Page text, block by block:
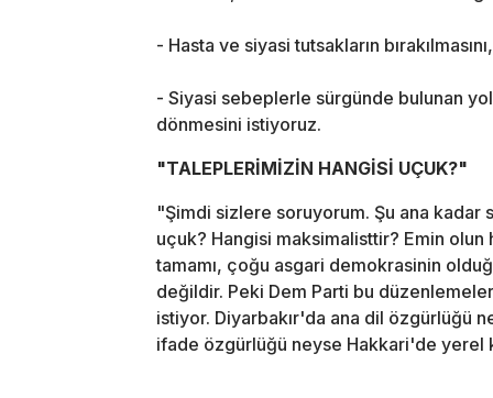
- Hasta ve siyasi tutsakların
- Siyasi sebeplerle sürgünde bulunan
dönmesini istiyoruz.
"TALEPLERİMİZİN HANGİSİ UÇUK?"
"Şimdi sizlere soruyorum. Şu ana kadar
uçuk? Hangisi maksimalisttir? Emin
tamamı, çoğu asgari demokrasinin
değildir. Peki Dem Parti bu
istiyor. Diyarbakır'da ana dil özgürlüğü
ifade özgürlüğü neyse Hakkari'de yerel